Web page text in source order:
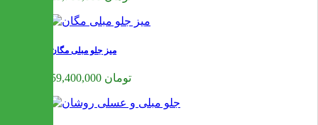
میز جلو مبلی مگان
59,400,000 تومان